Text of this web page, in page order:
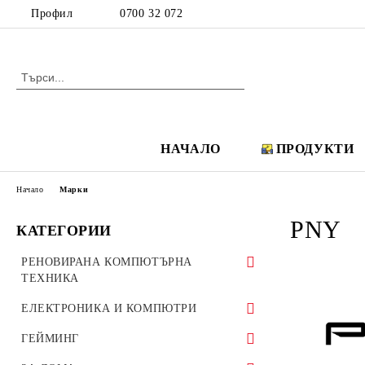
Профил 0700 32 072
НАЧАЛО ПРОДУКТИ
КАТЕГОРИИ
РЕНОВИРАНА КОМПЮТЪРНА
ТЕХНИКА
Аудио, Видео и Hi-Fi
Аудио системи Creative
IP телефони
ЕЛЕКТРОНИКА И КОМПЮТРИ
Аудио, Видео и Hi-Fi
ГЕЙМИНГ
Начало Марки
PNY